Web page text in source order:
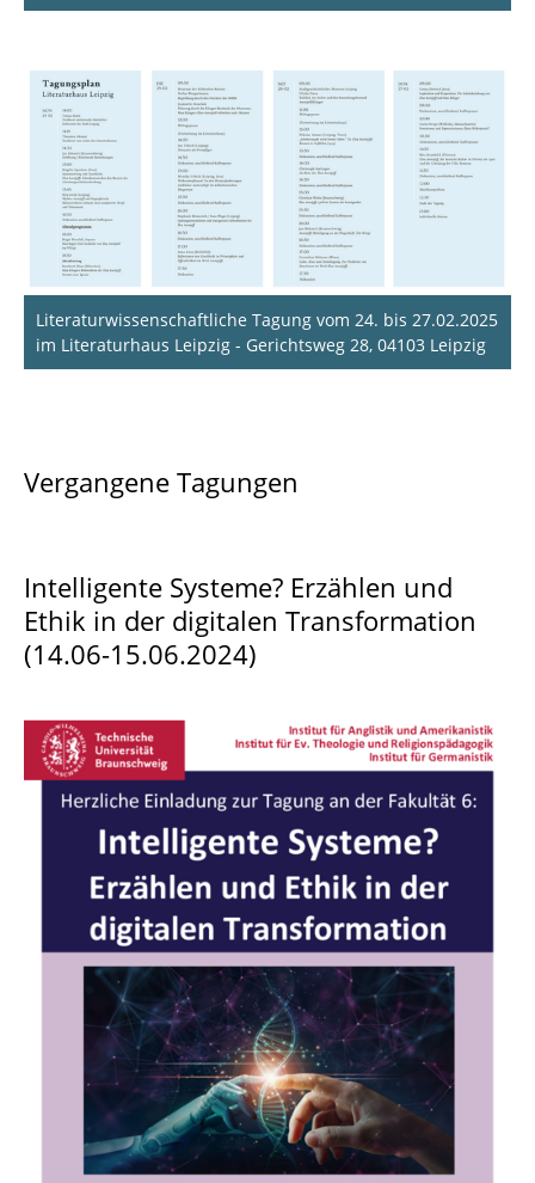
Literaturwissenschaftliche Tagung vom 24. bis 27.02.2025
im Literaturhaus Leipzig - Gerichtsweg 28, 04103 Leipzig
Vergangene Tagungen
Intelligente Systeme? Erzählen und
Ethik in der digitalen Transformation
(14.06-15.06.2024)